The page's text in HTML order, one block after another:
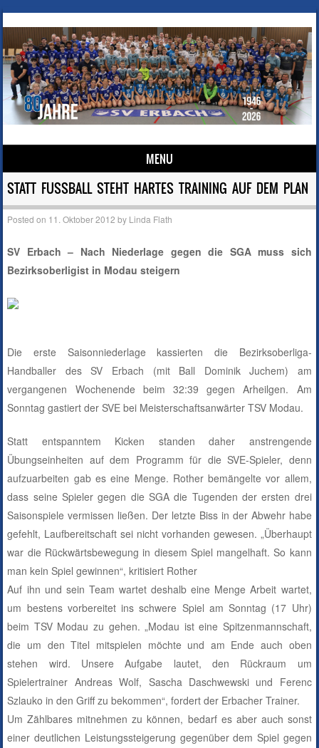
MENU
Skip to content
STATT FUSSBALL STEHT HARTES TRAINING AUF DEM PLAN
Posted on 11. Oktober 2012 by Linda Flath
SV Erbach – Nach Niederlage gegen die SGA muss sich
Bezirksoberligist in Modau steigern
Die erste Saisonniederlage kassierten die Bezirksoberliga-
Handballer des SV Erbach (mit Ball Dominik Juchem) am
vergangenen Wochenende beim 32:39 gegen Arheilgen. Am
Sonntag gastiert der SVE bei Meisterschaftsanwärter TSV Modau.
Statt entspanntem Kicken standen daher anstrengende
Übungseinheiten auf dem Programm für die SVE-Spieler, denn
aufzuarbeiten gab es eine Menge. Rother bemängelte vor allem,
dass seine Spieler gegen die SGA die Tugenden der ersten drei
Saisonspiele vermissen ließen. Der letzte Biss in der Abwehr habe
gefehlt, Laufbereitschaft sei nicht vorhanden gewesen. „Überhaupt
war die Rückwärtsbewegung in diesem Spiel mangelhaft. So kann
man kein Spiel gewinnen“, kritisiert Rother
Auf ihn und sein Team wartet deshalb eine Menge Arbeit wartet,
um bestens vorbereitet ins schwere Spiel am Sonntag (17 Uhr)
beim TSV Modau zu gehen. „Modau ist eine Spitzenmannschaft,
die um den Titel mitspielen möchte und am Ende auch oben
stehen wird. Unsere Aufgabe lautet, den Rückraum um
Spielertrainer Andreas Wolf, Sascha Daschwewski und Ferenc
Szlauko in den Griff zu bekommen“, fordert der Erbacher Trainer.
Um Zählbares mitnehmen zu können, bedarf es aber auch sonst
einer deutlichen Leistungssteigerung gegenüber dem Spiel gegen